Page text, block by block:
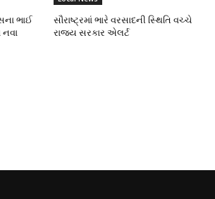
ભાઈ
સૌરાષ્ટ્રમાં ભારે વરસાદની સ્થિતિ વચ્ચે
રાજ્ય સરકાર એલર્ટ